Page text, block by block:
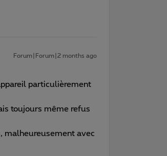
Forum|Forum|2 months ago
particulièrement
toujours même refus
malheureusement avec